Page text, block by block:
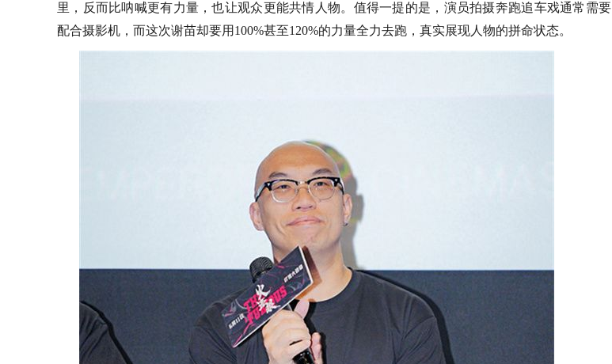
里， 反而比呐喊更有力量 ，也让观众更能共情人物。值得一提的是，演员拍摄奔跑追车戏通常需要
配合摄影机，而这次谢苗却要用 100%甚至120%的力量全力去跑， 真实展现人物的拼命状态。